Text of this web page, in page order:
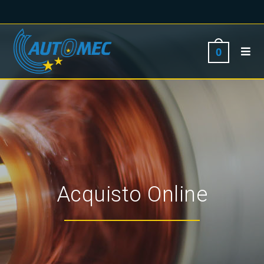
0
Acquisto Online